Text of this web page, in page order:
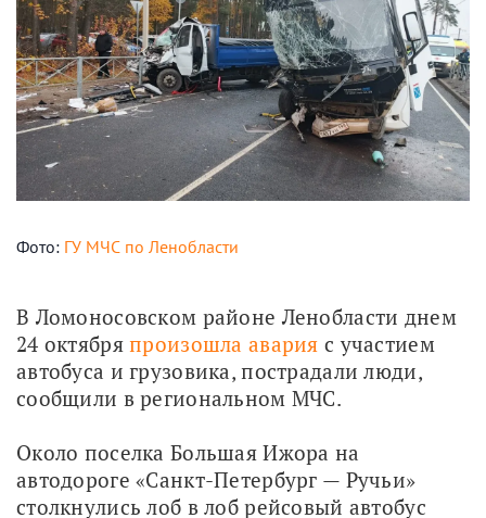
Фото: ГУ МЧС по Ленобласти
В Ломоносовском районе Ленобласти днем
24 октября произошла авария с участием
автобуса и грузовика, пострадали люди,
сообщили в региональном МЧС.
Около поселка Большая Ижора на
автодороге «Санкт-Петербург — Ручьи»
столкнулись лоб в лоб рейсовый автобус